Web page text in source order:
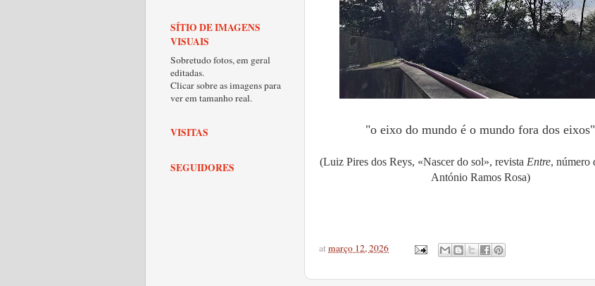
"o eixo do mundo é o mundo fora dos eixos"
(Luiz Pires dos Reys, «Nascer do sol», revista Entre, número
António Ramos Rosa)
atmarço 12, 2026
SÍTIO DE IMAGENS
VISUAIS
Sobretudo fotos, em geral
editadas.
Clicar sobre as imagens para
ver em tamanho real.
VISITAS
SEGUIDORES